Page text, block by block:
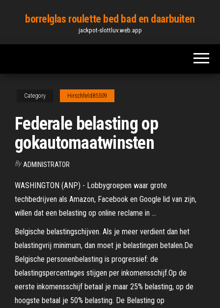
content
borrelglas roulette bed bad en daarbuiten
jackpot-slottluv.web.app
Category Hirschfeld85509
Federale belasting op
gokautomaatwinsten
By ADMINISTRATOR
WASHINGTON (ANP) - Lobbygroepen waar grote
techbedrijven als Amazon, Facebook en Google lid van zijn,
willen dat een belasting op online reclame in …
Belgische belastingschijven. Als je meer verdient dan het
belastingvrij minimum, dan moet je belastingen betalen.De
Belgische personenbelasting is progressief: de
belastingspercentages stijgen per inkomensschijf.Op de
eerste inkomensschijf betaal je maar 25% belasting, op de
hoogste betaal je 50% belasting. De Belasting op